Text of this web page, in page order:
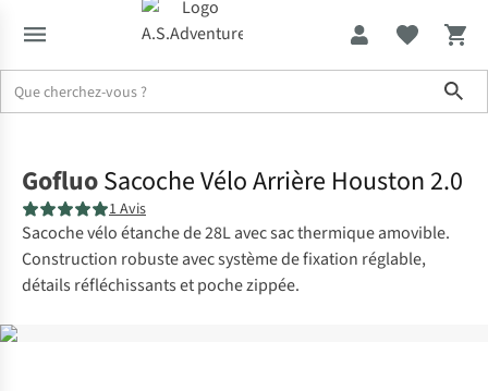
GofluoSacoche Vélo Arrière Houston 2.0
1 Avis
Sacoche vélo étanche de 28L avec sac thermique amovible.
Construction robuste avec système de fixation réglable,
détails réfléchissants et poche zippée.